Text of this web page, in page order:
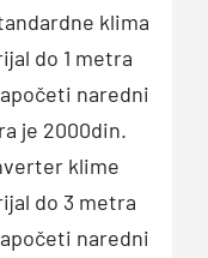
klima
do 1 metra
naredni
je 2000din.
klime
do 3 metra
naredni